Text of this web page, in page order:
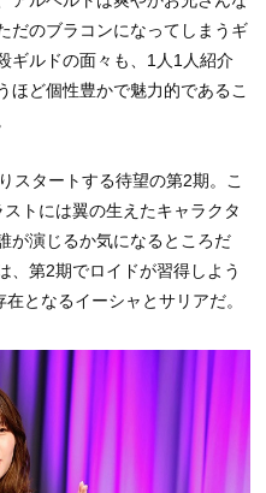
だのブラコンになってしまうギ
ギルドの面々も、1人1人紹介
ほど個性豊かで魅力的であるこ
スタートする待望の第2期。こ
トには翼の生えたキャラクタ
が演じるか気になるところだ
、第2期でロイドが習得しよう
となるイーシャとサリアだ。